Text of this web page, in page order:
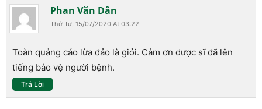
Phan Văn Dân
Thứ Tư, 15/07/2020 At 03:22
Toàn quảng cáo lừa đảo là giỏi. Cảm ơn dược sĩ đã lên
tiếng bảo vệ người bệnh.
Trả Lời